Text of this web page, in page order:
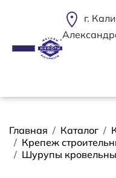
г.
Строка
Главная Каталог
Крепеж
Шурупы